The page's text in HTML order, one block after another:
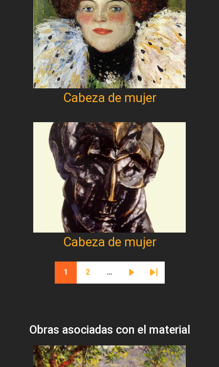
Cabeza de mujer
Cabeza de mujer
Paginación
Página actual
1
Página
2 …
Siguiente página
Última página
Obras asociadas con el material